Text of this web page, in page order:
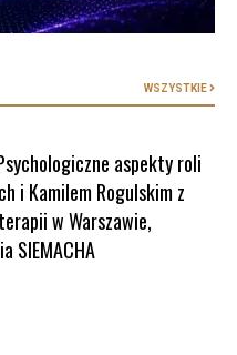
WSZYSTKIE
aspekty roli
i Kamilem Rogulskim z
w Warszawie,
SIEMACHA